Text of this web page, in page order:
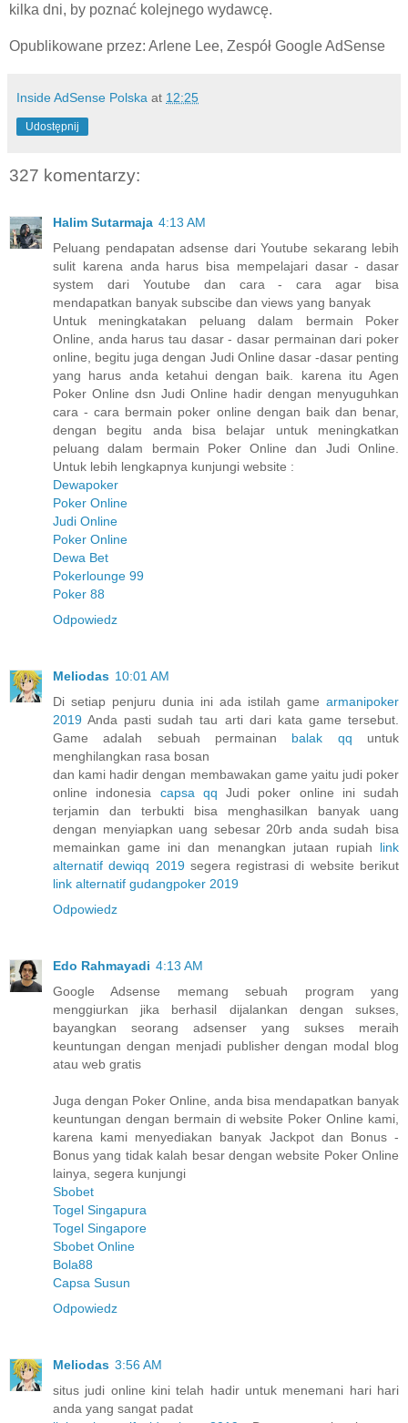
kilka dni, by poznać kolejnego wydawcę.
Opublikowane przez: Arlene Lee, Zespół Google AdSense
Inside AdSense Polska at 12:25
Udostępnij
327 komentarzy:
Halim Sutarmaja 4:13 AM
Peluang pendapatan adsense dari Youtube sekarang lebih
sulit karena anda harus bisa mempelajari dasar - dasar
system dari Youtube dan cara - cara agar bisa
mendapatkan banyak subscibe dan views yang banyak
Untuk meningkatakan peluang dalam bermain Poker
Online, anda harus tau dasar - dasar permainan dari poker
online, begitu juga dengan Judi Online dasar -dasar penting
yang harus anda ketahui dengan baik. karena itu Agen
Poker Online dsn Judi Online hadir dengan menyuguhkan
cara - cara bermain poker online dengan baik dan benar,
dengan begitu anda bisa belajar untuk meningkatkan
peluang dalam bermain Poker Online dan Judi Online.
Untuk lebih lengkapnya kunjungi website :
Dewapoker
Poker Online
Judi Online
Poker Online
Dewa Bet
Pokerlounge 99
Poker 88
Odpowiedz
Meliodas 10:01 AM
Di setiap penjuru dunia ini ada istilah game armanipoker
2019 Anda pasti sudah tau arti dari kata game tersebut.
Game adalah sebuah permainan balak qq untuk
menghilangkan rasa bosan
dan kami hadir dengan membawakan game yaitu judi poker
online indonesia capsa qq Judi poker online ini sudah
terjamin dan terbukti bisa menghasilkan banyak uang
dengan menyiapkan uang sebesar 20rb anda sudah bisa
memainkan game ini dan menangkan jutaan rupiah link
alternatif dewiqq 2019segera registrasi di website berikut
link alternatif gudangpoker 2019
Odpowiedz
Edo Rahmayadi 4:13 AM
Google Adsense memang sebuah program yang
menggiurkan jika berhasil dijalankan dengan sukses,
bayangkan seorang adsenser yang sukses meraih
keuntungan dengan menjadi publisher dengan modal blog
atau web gratis
Juga dengan Poker Online, anda bisa mendapatkan banyak
keuntungan dengan bermain di website Poker Online kami,
karena kami menyediakan banyak Jackpot dan Bonus -
Bonus yang tidak kalah besar dengan website Poker Online
lainya, segera kunjungi
Sbobet
Togel Singapura
Togel Singapore
Sbobet Online
Bola88
Capsa Susun
Odpowiedz
Meliodas 3:56 AM
situs judi online kini telah hadir untuk menemani hari hari
anda yang sangat padat